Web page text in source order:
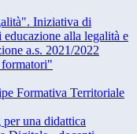
Iniziativa di
alla legalità e
a.s. 2021/2022
Formativa Territoriale
una didattica